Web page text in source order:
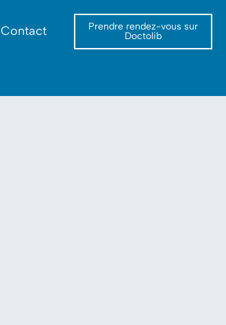
Contact
Prendre rendez-vous sur
Doctolib